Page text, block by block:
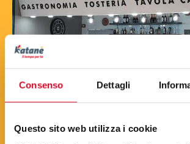
Consenso Dettagli
Questo sito web utilizza i cookie